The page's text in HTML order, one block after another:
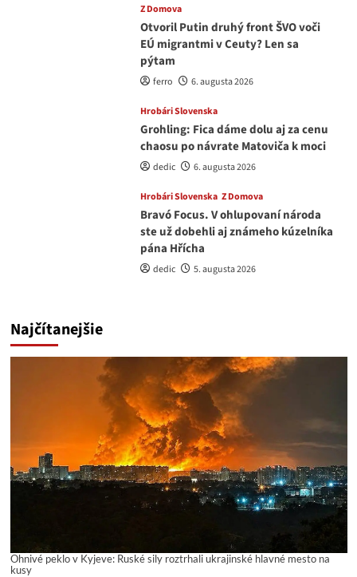
Z Domova
Otvoril Putin druhý front ŠVO voči
EÚ migrantmi v Ceuty? Len sa
pýtam
ferro 6. augusta 2026
Hrobári Slovenska
Grohling: Fica dáme dolu aj za cenu
chaosu po návrate Matoviča k moci
dedic 6. augusta 2026
Hrobári Slovenska Z Domova
Bravó Focus. V ohlupovaní národa
ste už dobehli aj známeho kúzelníka
pána Hřícha
dedic 5. augusta 2026
Najčítanejšie
Ohnivé peklo v Kyjeve: Ruské sily roztrhali ukrajinské hlavné mesto na
kusy